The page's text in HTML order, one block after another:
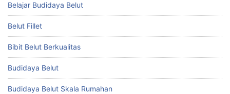
Belajar Budidaya Belut
Belut Fillet
Bibit Belut Berkualitas
Budidaya Belut
Budidaya Belut Skala Rumahan